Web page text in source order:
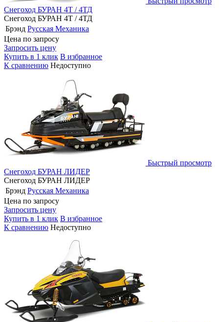
Снегоход БУРАН 4Т / 4ТД
Снегоход БУРАН 4Т / 4ТД
Брэнд Русская Механика
Цена по запросу
Запросить цену
Купить в 1 клик В избранное
К сравнению Недоступно
Быстрый просмотр
Снегоход БУРАН ЛИДЕР
Снегоход БУРАН ЛИДЕР
Брэнд Русская Механика
Цена по запросу
Запросить цену
Купить в 1 клик В избранное
К сравнению Недоступно